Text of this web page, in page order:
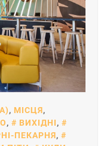
, МІСЦЯ,
, ВИХІДНІ,
ПЕКАРНЯ,